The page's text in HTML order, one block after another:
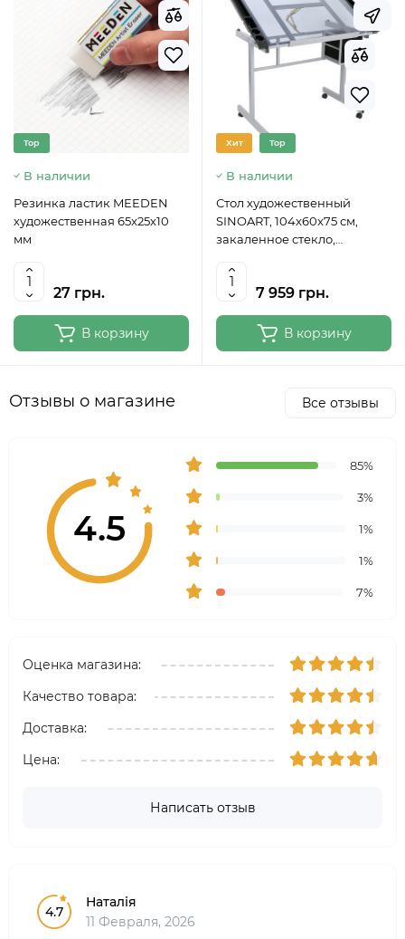
Top
В наличии
Резинка ластик MEEDEN
художественная 65x25x10
мм
27 грн.
В корзину
Хит Top
В наличии
Стол художественный
SINOART, 104x60x75 см,
закаленное стекло,
7 959 грн.
В корзину
Отзывы о магазине Все отзывы
4.5
85%
3%
1%
1%
7%
Оценка магазина:
Качество товара:
Доставка:
Цена:
Написать отзыв
4.7
Наталія
11 Февраля, 2026